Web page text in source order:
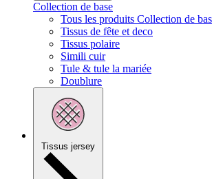
Collection de base
Tous les produits Collection de
Tissus de fête et deco
Tissus polaire
Simili cuir
Tule & tule la mariée
Doublure
Tissus jersey